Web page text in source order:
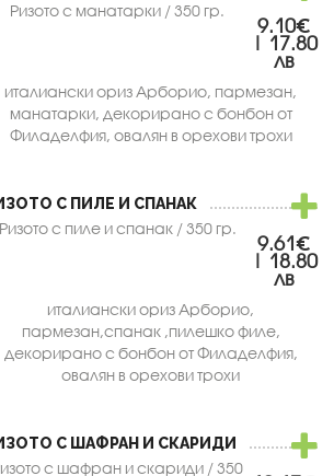
Ризото с манатарки / 350 гр.
9.10€
| 17.80
лв
италиански ориз Арборио, пармезан,
манатарки, декорирано с бонбон от
Филаделфия, овалян в орехови трохи
С ПИЛЕ И СПАНАК
Ризото с пиле и спанак / 350 гр.
9.61€
| 18.80
лв
италиански ориз Арборио,
пармезан,спанак ,пилешко филе,
декорирано с бонбон от Филаделфия,
овалян в орехови трохи
С ШАФРАН И СКАРИДИ
с шафран и скариди / 350